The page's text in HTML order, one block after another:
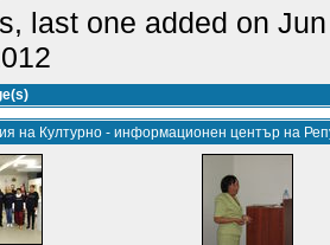
last one added on Jun
на Културно - информационен център на